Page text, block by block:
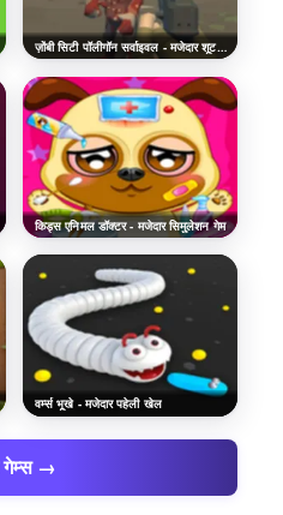
ज़ोंबी सिटी पॉलीगॉन सर्वाइवल - मजेदार शूटर गेम खेलें
किड्स एनिमल डॉक्टर - मजेदार सिमुलेशन गेम
वर्म्स भूखे - मजेदार पहेली खेल
→